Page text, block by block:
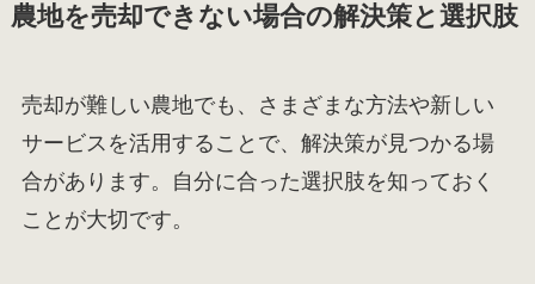
農地を売却できない場合の解決策と選択肢
売却が難しい農地でも、さまざまな方法や新しい
サービスを活用することで、解決策が見つかる場
合があります。自分に合った選択肢を知っておく
ことが大切です。